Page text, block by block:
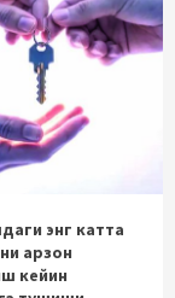
энг катта
арзон
кейин